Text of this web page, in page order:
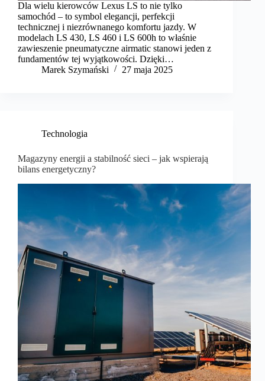
Dla wielu kierowców Lexus LS to nie tylko
samochód – to symbol elegancji, perfekcji
technicznej i niezrównanego komfortu jazdy. W
modelach LS 430, LS 460 i LS 600h to właśnie
zawieszenie pneumatyczne airmatic stanowi jeden z
fundamentów tej wyjątkowości. Dzięki…
Marek Szymański​
27 maja 2025
Technologia
Magazyny energii a stabilność sieci – jak wspierają
bilans energetyczny?